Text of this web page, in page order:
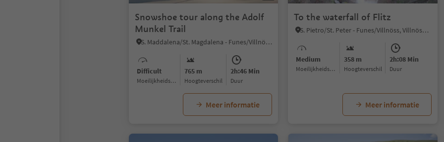
Snowshoe tour along the Adolf
Munkel Trail
S. Maddalena/St. Magdalena - Funes/Villnöss, Villnöss/Funes, Dolomites Region Lüsen Villnöss
Difficult
Moeilijkheidsgraad
765 m
Hoogteverschil
2h:46 Min
Duur
Meer informatie
To the waterfall of Flitz
S. Pietro/St. Peter - Funes/Villnöss, Villnöss/Funes, Dolomites Region Lüsen Villnöss
Medium
Moeilijkheidsgraad
358 m
Hoogteverschil
2h:08 Min
Duur
Meer informatie